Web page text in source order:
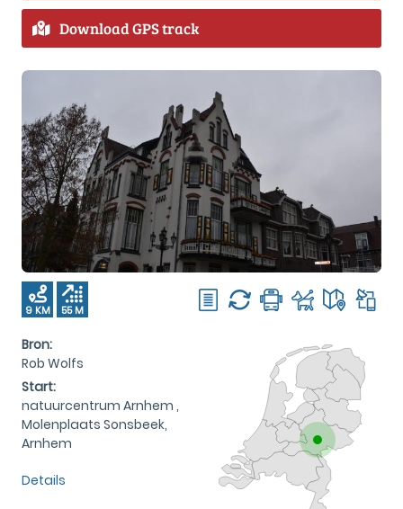
Download GPS track
9 KM 55 M
Bron:
Rob Wolfs
Start:
natuurcentrum Arnhem ,
Molenplaats Sonsbeek,
Arnhem
Details